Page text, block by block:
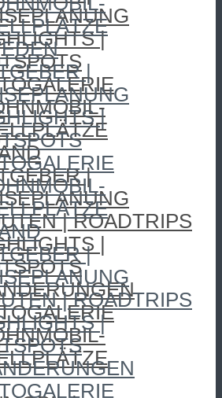
|
|
| ROADTRIPS
|
|
|
|
| ROADTRIPS
|